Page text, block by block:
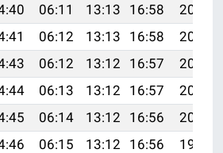
06:11 13:13 16:58
20:05
06:12 13:13 16:58
20:04
06:12 13:12 16:57
20:02
06:13 13:12 16:57
20:01
06:14 13:12 16:56
20:00
06:15 13:12 16:56
19:58